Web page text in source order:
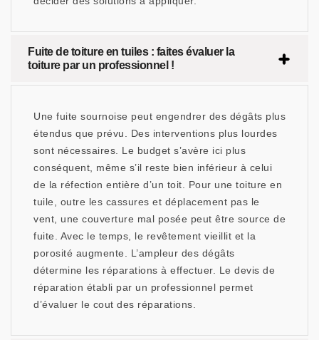
Fuite de toiture en tuiles : faites évaluer la
toiture par un professionnel !
Une fuite sournoise peut engendrer des dégâts plus
étendus que prévu. Des interventions plus lourdes
sont nécessaires. Le budget s’avère ici plus
conséquent, même s’il reste bien inférieur à celui
de la réfection entière d’un toit. Pour une toiture en
tuile, outre les cassures et déplacement pas le
vent, une couverture mal posée peut être source de
fuite. Avec le temps, le revêtement vieillit et la
porosité augmente. L’ampleur des dégâts
détermine les réparations à effectuer. Le devis de
réparation établi par un professionnel permet
d’évaluer le cout des réparations.